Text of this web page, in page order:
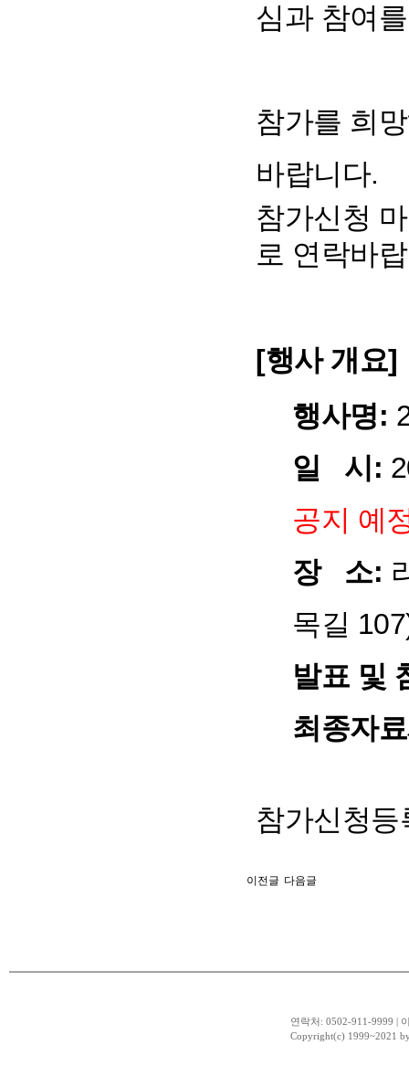
심과 참여
참가를 희
바랍니다.
참가신청
로 연락바
[행사 개요]
행사명:
일 시:
공지 예
장 소:
목길
발표 및
최종자
참가신청
이전글 다음글
연락처: 0502-911-9999 |
Copyright(c) 1999~2021